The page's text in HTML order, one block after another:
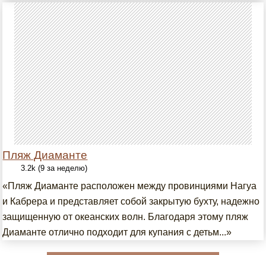
Пляж Диаманте
3.2k (9 за неделю)
«Пляж Диаманте расположен между провинциями Нагуа
и Кабрера и представляет собой закрытую бухту, надежно
защищенную от океанских волн. Благодаря этому пляж
Диаманте отлично подходит для купания с детьм...»